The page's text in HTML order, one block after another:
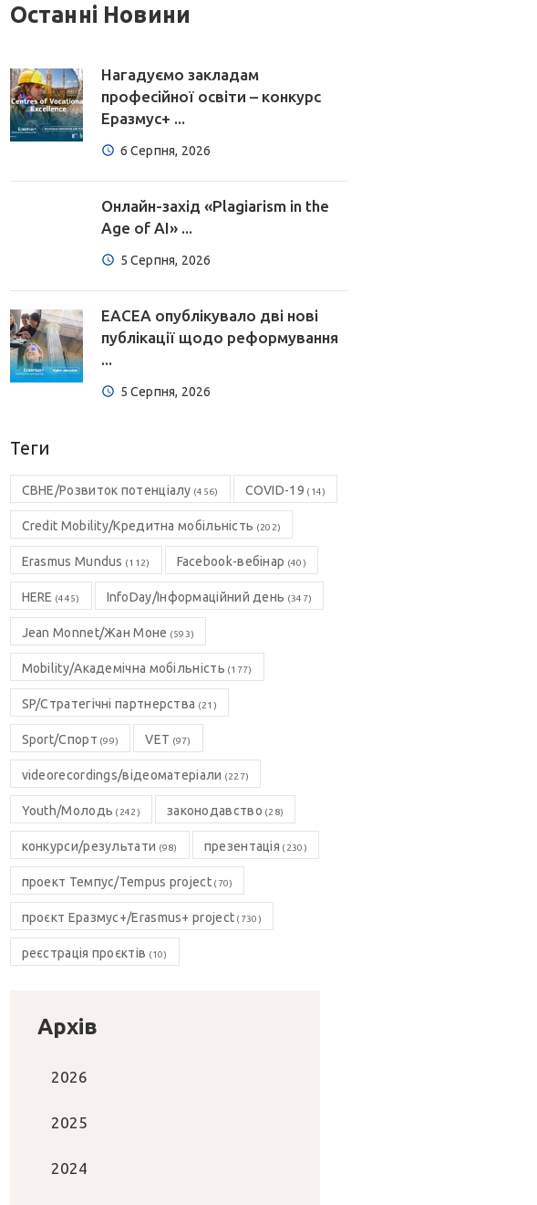
Останні Новини
Нагадуємо закладам
професійної освіти – конкурс
Еразмус+ ...
6 Серпня, 2026
Онлайн-захід «Plagiarism in the
Age of AI» ...
5 Серпня, 2026
EACEA опублікувало дві нові
публікації щодо реформування
...
5 Серпня, 2026
Теги
CBHE/Розвиток потенціалу (456) COVID-19 (14)
Credit Mobility/Кредитна мобільність (202)
Erasmus Mundus (112) Facebook-вебінар (40)
HERE (445) InfoDay/Інформаційний день (347)
Jean Monnet/Жан Моне (593)
Mobility/Академічна мобільність (177)
SP/Стратегічні партнерства (21)
Sport/Спорт (99) VET (97)
videorecordings/відеоматеріали (227)
Youth/Молодь (242) законодавство (28)
конкурси/результати (98) презентація (230)
проект Темпус/Tempus project(70)
проєкт Еразмус+/Erasmus+ project (730)
реєстрація проєктів (10)
Архів
2026
2025
2024